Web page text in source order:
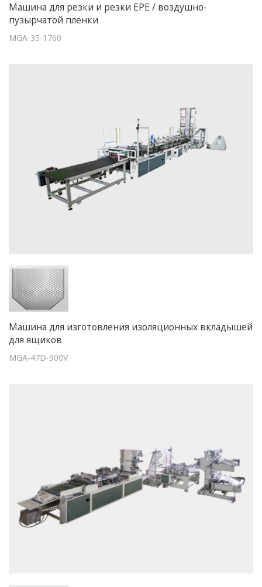
Машина для резки и резки EPE / воздушно-
пузырчатой пленки
MGA-35-1760
Машина для изготовления изоляционных вкладышей
для ящиков
MGA-47D-900V